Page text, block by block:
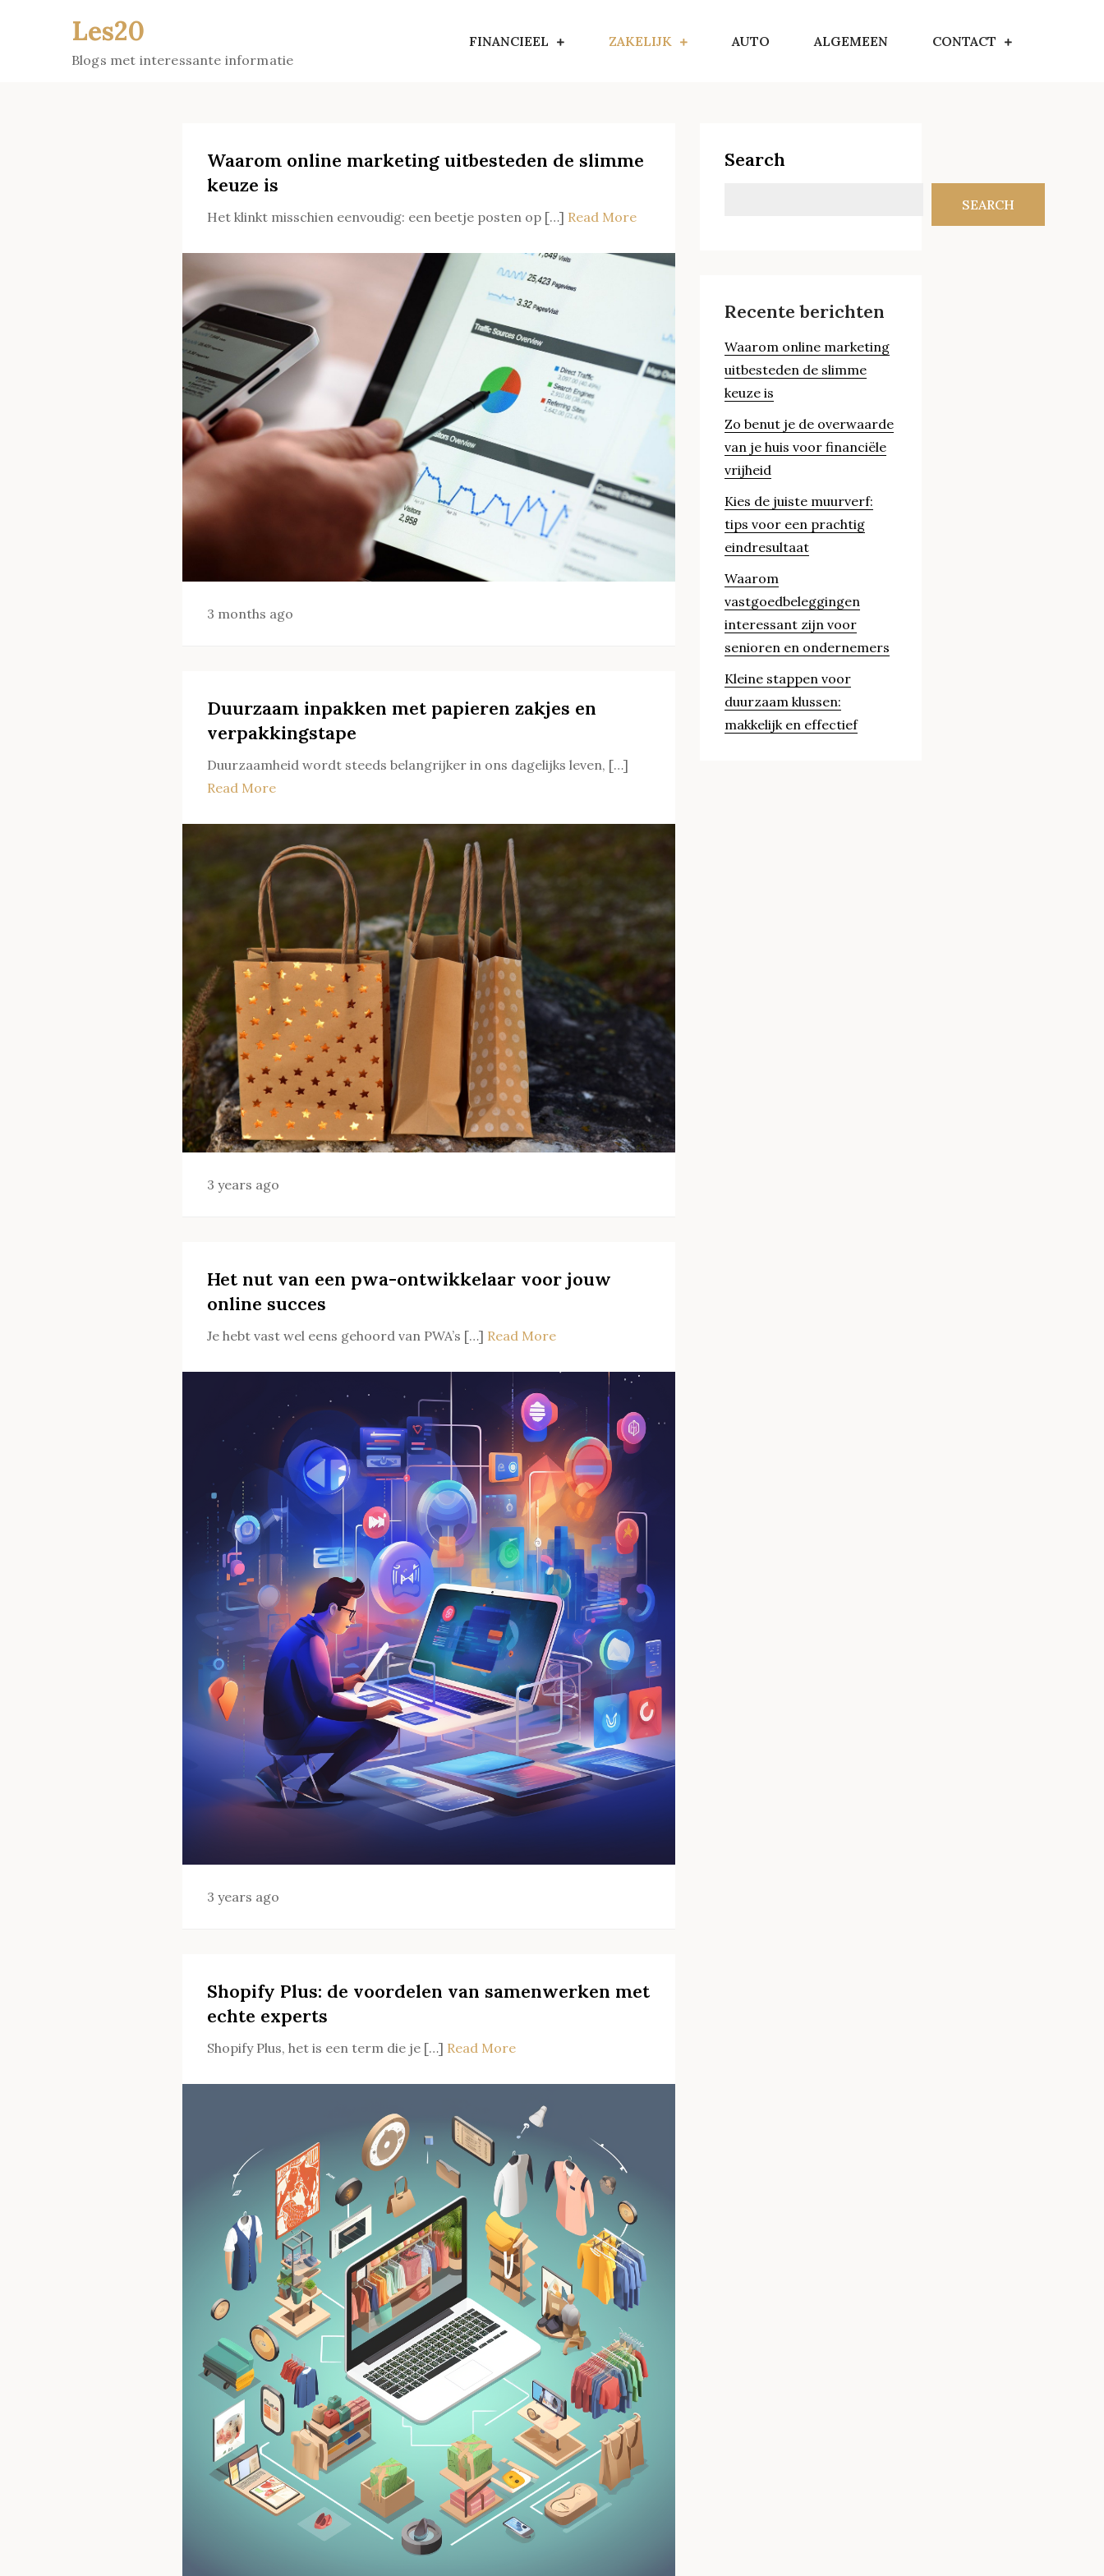
Les20
Blogs met interessante informatie
FINANCIEEL ZAKELIJK AUTO ALGEMEEN CONTACT
Waarom online marketing uitbesteden de slimme
keuze is
Het klinkt misschien eenvoudig: een beetje posten op […] Read More
3 months ago
Duurzaam inpakken met papieren zakjes en
verpakkingstape
Duurzaamheid wordt steeds belangrijker in ons dagelijks leven, […]
Read More
3 years ago
Het nut van een pwa-ontwikkelaar voor jouw
online succes
Je hebt vast wel eens gehoord van PWA’s […] Read More
3 years ago
Shopify Plus: de voordelen van samenwerken met
echte experts
Shopify Plus, het is een term die je […] Read More
Search
SEARCH
Recente berichten
Waarom online marketing
uitbesteden de slimme
keuze is
Zo benut je de overwaarde
van je huis voor financiële
vrijheid
Kies de juiste muurverf:
tips voor een prachtig
eindresultaat
Waarom
vastgoedbeleggingen
interessant zijn voor
senioren en ondernemers
Kleine stappen voor
duurzaam klussen:
makkelijk en effectief